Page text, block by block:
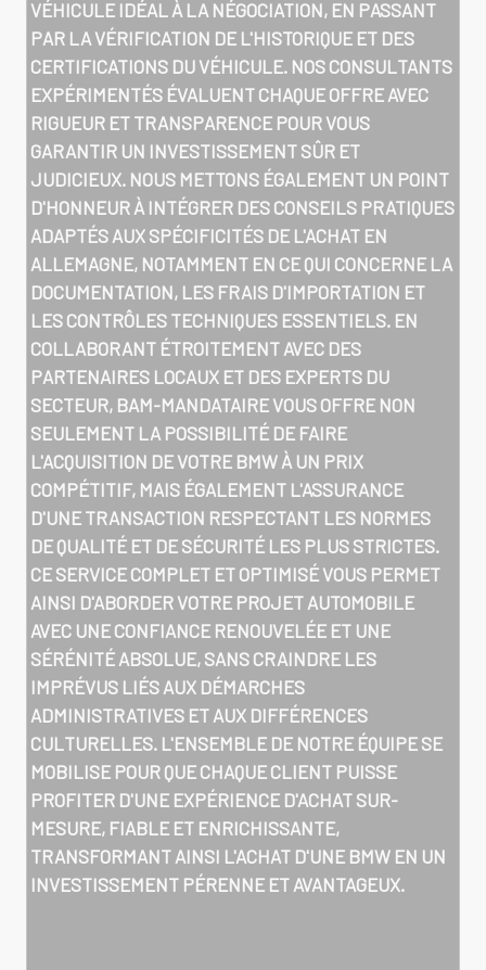
VÉHICULE IDÉAL À LA NÉGOCIATION, EN PASSANT
PAR LA VÉRIFICATION DE L'HISTORIQUE ET DES
CERTIFICATIONS DU VÉHICULE. NOS CONSULTANTS
EXPÉRIMENTÉS ÉVALUENT CHAQUE OFFRE AVEC
RIGUEUR ET TRANSPARENCE POUR VOUS
GARANTIR UN INVESTISSEMENT SÛR ET
JUDICIEUX. NOUS METTONS ÉGALEMENT UN POINT
D'HONNEUR À INTÉGRER DES CONSEILS PRATIQUES
ADAPTÉS AUX SPÉCIFICITÉS DE L'ACHAT EN
ALLEMAGNE, NOTAMMENT EN CE QUI CONCERNE LA
DOCUMENTATION, LES FRAIS D'IMPORTATION ET
LES CONTRÔLES TECHNIQUES ESSENTIELS. EN
COLLABORANT ÉTROITEMENT AVEC DES
PARTENAIRES LOCAUX ET DES EXPERTS DU
SECTEUR, BAM-MANDATAIRE VOUS OFFRE NON
SEULEMENT LA POSSIBILITÉ DE FAIRE
L'ACQUISITION DE VOTRE BMW À UN PRIX
COMPÉTITIF, MAIS ÉGALEMENT L'ASSURANCE
D'UNE TRANSACTION RESPECTANT LES NORMES
DE QUALITÉ ET DE SÉCURITÉ LES PLUS STRICTES.
CE SERVICE COMPLET ET OPTIMISÉ VOUS PERMET
AINSI D'ABORDER VOTRE PROJET AUTOMOBILE
AVEC UNE CONFIANCE RENOUVELÉE ET UNE
SÉRÉNITÉ ABSOLUE, SANS CRAINDRE LES
IMPRÉVUS LIÉS AUX DÉMARCHES
ADMINISTRATIVES ET AUX DIFFÉRENCES
CULTURELLES. L'ENSEMBLE DE NOTRE ÉQUIPE SE
MOBILISE POUR QUE CHAQUE CLIENT PUISSE
PROFITER D'UNE EXPÉRIENCE D'ACHAT SUR-
MESURE, FIABLE ET ENRICHISSANTE,
TRANSFORMANT AINSI L'ACHAT D'UNE BMW EN UN
INVESTISSEMENT PÉRENNE ET AVANTAGEUX.